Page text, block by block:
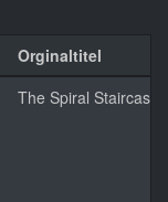
Orginaltitel
The Spiral Staircase